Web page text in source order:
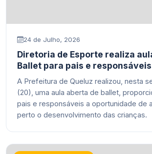
24 de Julho, 2026
Diretoria de Esporte realiza
Ballet para pais e responsáveis
A Prefeitura de Queluz realizou, nesta
(20), uma aula aberta de ballet,
pais e responsáveis a oportunidade de
perto o desenvolvimento das crianças.